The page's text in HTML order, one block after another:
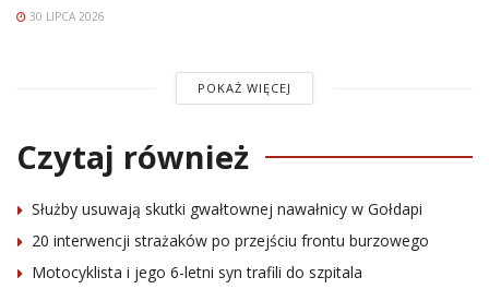
30 LIPCA 2026
POKAŻ WIĘCEJ
Czytaj również
Służby usuwają skutki gwałtownej nawałnicy w Gołdapi
20 interwencji strażaków po przejściu frontu burzowego
Motocyklista i jego 6-letni syn trafili do szpitala